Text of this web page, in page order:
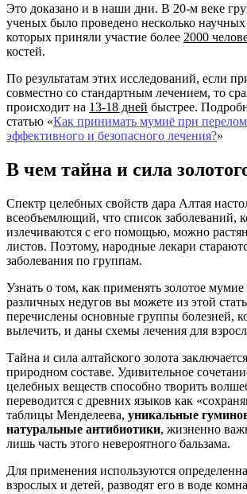
Это доказано и в наши дни. В 20-м веке
ученых было проведено несколько
которых приняли участие более 2000
костей.
По результатам этих исследований, если
совместно со стандартным лечением, то
происходит на 13-18 дней быстрее.
статью «Как принимать мумиё при
эффективного и безопасного лечения?»
В чем тайна и сила
Спектр целебных свойств дара Алтая
всеобъемлющий, что список заболеваний,
излечиваются с его помощью, можно
листов. Поэтому, народные лекари
заболевания по группам.
Узнать о том, как применять золотое
различных недугов вы можете из этой
перечислены основные группы болезней,
вылечить, и даны схемы лечения для
Тайна и сила алтайского золота
природном составе. Удивительное
целебных веществ способно творить
переводится с древних языков как
таблицы Менделеева, уникальные
натуральные антибиотики, жизненно
лишь часть этого невероятного бальзама.
Для применения используются
взрослых и детей, разводят его в воде